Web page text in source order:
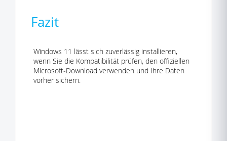
Fazit
Windows 11 lässt sich zuverlässig installieren,
wenn Sie die Kompatibilität prüfen, den offiziellen
Microsoft-Download verwenden und Ihre Daten
vorher sichern.